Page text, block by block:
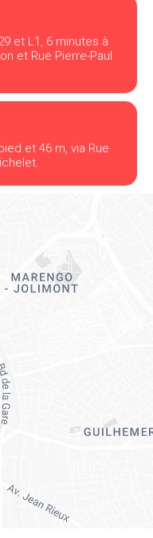
et L1, 6 minutes à
et Rue Pierre-Paul
et 46 m, via Rue